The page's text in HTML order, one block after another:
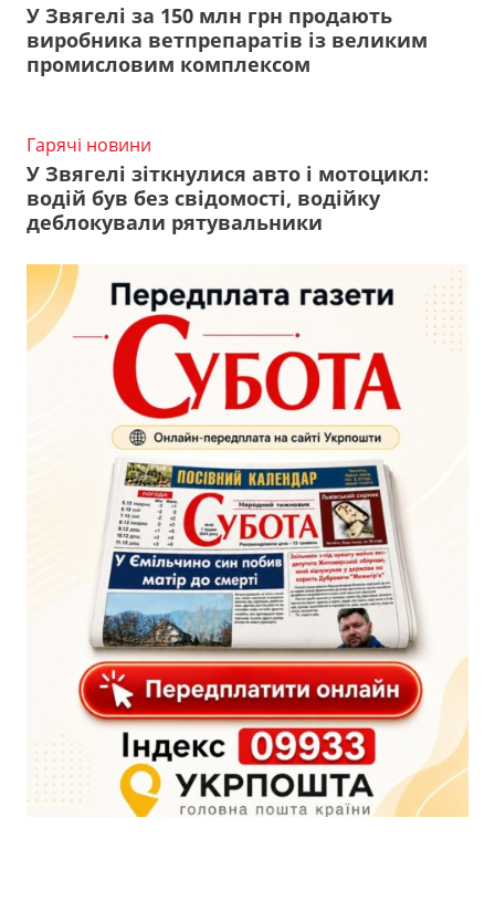
У Звягелі за 150 млн грн продають
виробника ветпрепаратів із великим
промисловим комплексом
Гарячі новини
У Звягелі зіткнулися авто і мотоцикл:
водій був без свідомості, водійку
деблокували рятувальники